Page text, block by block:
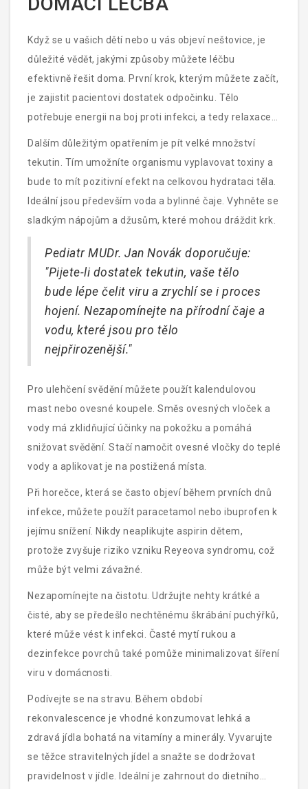
Když se u vašich dětí nebo u vás objeví neštovice, je
důležité vědět, jakými způsoby můžete léčbu
efektivně řešit doma. První krok, kterým můžete začít,
je zajistit pacientovi dostatek odpočinku. Tělo
potřebuje energii na boj proti infekci, a tedy relaxace
hraje klíčovou roli v procesu zotavování.
Dalším důležitým opatřením je pít velké množství
tekutin. Tím umožníte organismu vyplavovat toxiny a
bude to mít pozitivní efekt na celkovou hydrataci těla.
Ideální jsou především voda a bylinné čaje. Vyhněte se
sladkým nápojům a džusům, které mohou dráždit krk.
Pediatr MUDr. Jan Novák doporučuje:
"Pijete-li dostatek tekutin, vaše tělo
bude lépe čelit viru a zrychlí se i proces
hojení. Nezapomínejte na přírodní čaje a
vodu, které jsou pro tělo
nejpřirozenější."
Pro ulehčení svědění můžete použít kalendulovou
mast nebo ovesné koupele. Směs ovesných vloček a
vody má zklidňující účinky na pokožku a pomáhá
snižovat svědění. Stačí namočit ovesné vločky do teplé
vody a aplikovat je na postižená místa.
Při horečce, která se často objeví během prvních dnů
infekce, můžete použít paracetamol nebo ibuprofen k
jejímu snížení. Nikdy neaplikujte aspirin dětem,
protože zvyšuje riziko vzniku Reyeova syndromu, což
může být velmi závažné.
Nezapomínejte na čistotu. Udržujte nehty krátké a
čisté, aby se předešlo nechtěnému škrábání puchýřků,
které může vést k infekci. Časté mytí rukou a
dezinfekce povrchů také pomůže minimalizovat šíření
viru v domácnosti.
Podívejte se na stravu. Během období
rekonvalescence je vhodné konzumovat lehká a
zdravá jídla bohatá na vitamíny a minerály. Vyvarujte
se těžce stravitelných jídel a snažte se dodržovat
pravidelnost v jídle. Ideální je zahrnout do dietního